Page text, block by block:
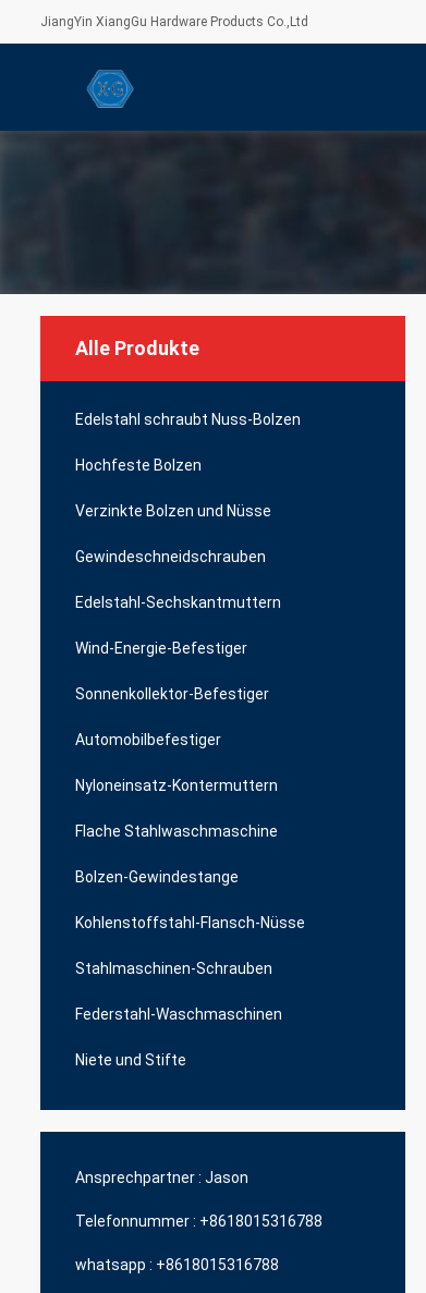
JiangYin XiangGu Hardware Products Co.,Ltd
Alle Produkte
Edelstahl schraubt Nuss-Bolzen
Hochfeste Bolzen
Verzinkte Bolzen und Nüsse
Gewindeschneidschrauben
Edelstahl-Sechskantmuttern
Wind-Energie-Befestiger
Sonnenkollektor-Befestiger
Automobilbefestiger
Nyloneinsatz-Kontermuttern
Flache Stahlwaschmaschine
Bolzen-Gewindestange
Kohlenstoffstahl-Flansch-Nüsse
Stahlmaschinen-Schrauben
Federstahl-Waschmaschinen
Niete und Stifte
Ansprechpartner : Jason
Telefonnummer : +8618015316788
whatsapp : +8618015316788